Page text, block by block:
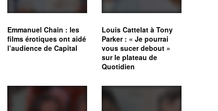
Emmanuel Chain : les
films érotiques ont aidé
l’audience de Capital
Louis Cattelat à Tony
Parker : « Je pourrai
vous sucer debout »
sur le plateau de
Quotidien